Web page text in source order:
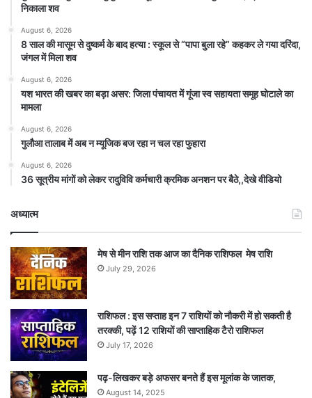
निकाला शव
August 6, 2026
8 साल की मासूम से दुष्कर्म के बाद हत्या : स्कूल से “पापा बुला रहे” कहकर ले गया दरिंदा,
जंगल में मिला शव
August 6, 2026
यश भारत की खबर का बड़ा असर: जिला पंचायत में गूंजा स्व सहायता समूह घोटाले का
मामला
August 6, 2026
गुलौआ तालाब में अब न म्यूजिक बज रहा न चल रहा फुहारा
August 6, 2026
36 सूत्रीय मांगों को लेकर रादुविवि कर्मचारी क्रमिक अनशन पर बैठे,,देखे वीडियो
अध्यात्म
मेष से मीन राशि तक आज का दैनिक राशिफल मेष राशि
July 29, 2026
राशिफल : इस सप्ताह इन 7 राशियों को नौकरी में हो सकती है
तरक्की, पढ़ें 12 राशियों की साप्ताहिक टैरो राशिफल
July 17, 2026
पढ़-लिखकर बड़े अफसर बनते हैं इस मूलांक के जातक,
August 14, 2025